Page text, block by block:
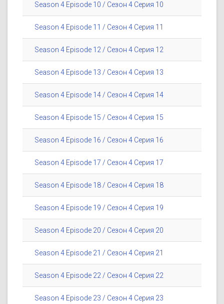
Season 4 Episode 10 / Сезон 4 Серия 10
Season 4 Episode 11 / Сезон 4 Серия 11
Season 4 Episode 12 / Сезон 4 Серия 12
Season 4 Episode 13 / Сезон 4 Серия 13
Season 4 Episode 14 / Сезон 4 Серия 14
Season 4 Episode 15 / Сезон 4 Серия 15
Season 4 Episode 16 / Сезон 4 Серия 16
Season 4 Episode 17 / Сезон 4 Серия 17
Season 4 Episode 18 / Сезон 4 Серия 18
Season 4 Episode 19 / Сезон 4 Серия 19
Season 4 Episode 20 / Сезон 4 Серия 20
Season 4 Episode 21 / Сезон 4 Серия 21
Season 4 Episode 22 / Сезон 4 Серия 22
Season 4 Episode 23 / Сезон 4 Серия 23